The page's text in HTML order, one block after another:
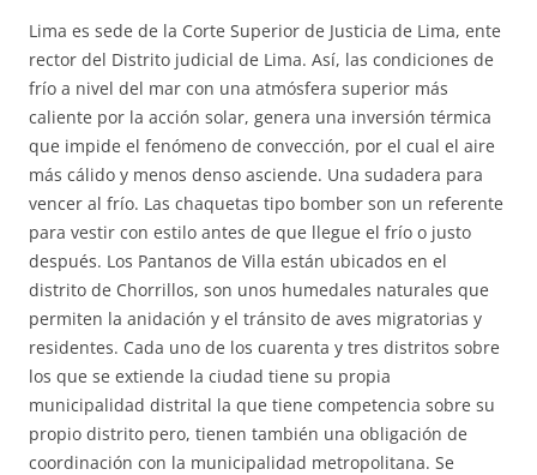
Lima es sede de la Corte Superior de Justicia de Lima, ente
rector del Distrito judicial de Lima. Así, las condiciones de
frío a nivel del mar con una atmósfera superior más
caliente por la acción solar, genera una inversión térmica
que impide el fenómeno de convección, por el cual el aire
más cálido y menos denso asciende. Una sudadera para
vencer al frío. Las chaquetas tipo bomber son un referente
para vestir con estilo antes de que llegue el frío o justo
después. Los Pantanos de Villa están ubicados en el
distrito de Chorrillos, son unos humedales naturales que
permiten la anidación y el tránsito de aves migratorias y
residentes. Cada uno de los cuarenta y tres distritos sobre
los que se extiende la ciudad tiene su propia
municipalidad distrital la que tiene competencia sobre su
propio distrito pero, tienen también una obligación de
coordinación con la municipalidad metropolitana. Se